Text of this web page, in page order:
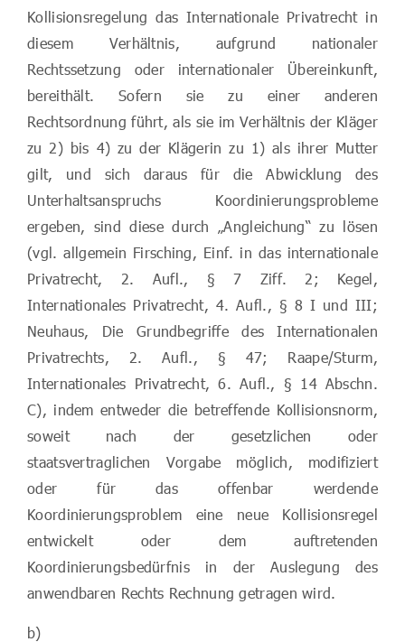
Kollisionsregelung das Internationale Privatrecht in
diesem Verhältnis, aufgrund nationaler
Rechtssetzung oder internationaler Übereinkunft,
bereithält. Sofern sie zu einer anderen
Rechtsordnung führt, als sie im Verhältnis der Kläger
zu 2) bis 4) zu der Klägerin zu 1) als ihrer Mutter
gilt, und sich daraus für die Abwicklung des
Unterhaltsanspruchs Koordinierungsprobleme
ergeben, sind diese durch „Angleichung“ zu lösen
(vgl. allgemein Firsching, Einf. in das internationale
Privatrecht, 2. Aufl., § 7 Ziff. 2; Kegel,
Internationales Privatrecht, 4. Aufl., § 8 I und III;
Neuhaus, Die Grundbegriffe des Internationalen
Privatrechts, 2. Aufl., § 47; Raape/Sturm,
Internationales Privatrecht, 6. Aufl., § 14 Abschn.
C), indem entweder die betreffende Kollisionsnorm,
soweit nach der gesetzlichen oder
staatsvertraglichen Vorgabe möglich, modifiziert
oder für das offenbar werdende
Koordinierungsproblem eine neue Kollisionsregel
entwickelt oder dem auftretenden
Koordinierungsbedürfnis in der Auslegung des
anwendbaren Rechts Rechnung getragen wird.
b)